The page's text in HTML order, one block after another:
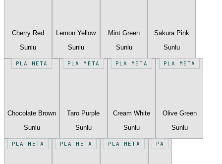
Cherry Red
Sunlu
Lemon Yellow
Sunlu
Mint Green
Sunlu
Sakura Pink
Sunlu
PLA META
Chocolate Brown
Sunlu
PLA META
Taro Purple
Sunlu
PLA META
Cream White
Sunlu
PLA META
Olive Green
Sunlu
PLA META PLA META PLA META PA